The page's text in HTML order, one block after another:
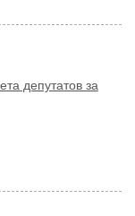
депутатов за